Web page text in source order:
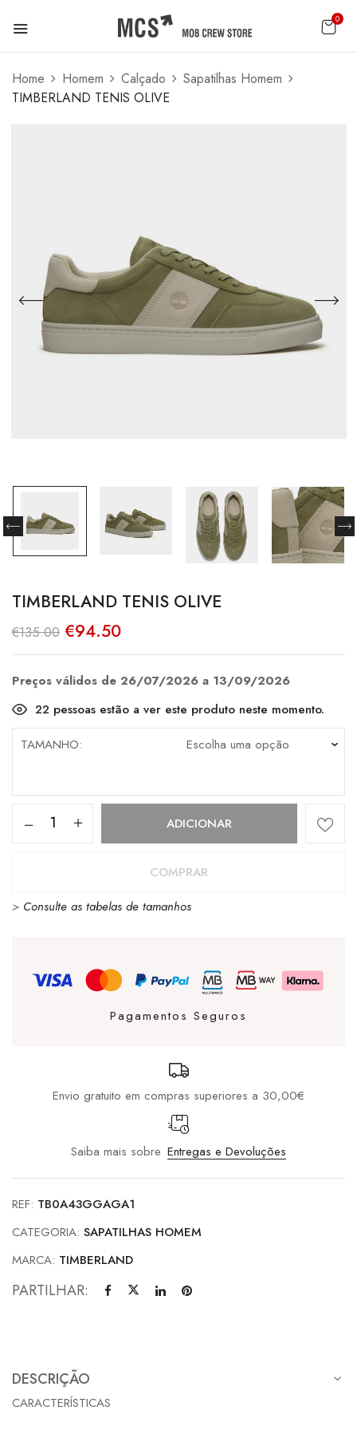
0
Home Homem Calçado
Sapatilhas Homem
TIMBERLAND TENIS OLIVE
TIMBERLAND TENIS OLIVE
€135.00 O
preço
original
€135.00.
€94.50O
atual
€94.50.
Preços válidos de 26/07/2026 a 13/09/2026
22 pessoas estão a ver este produto neste momento.
TAMANHO
Quantidade
OLIVE
ADICIONAR
COMPRAR
> Consulte as tabelas de tamanhos
Pagamentos Seguros
Envio gratuito em compras superiores a 30,00€
Saiba mais sobre Entregas e Devoluções
REF: TB0A43GGAGA1
CATEGORIA: SAPATILHAS HOMEM
MARCA: TIMBERLAND
PARTILHAR:
DESCRIÇÃO
CARACTERÍSTICAS